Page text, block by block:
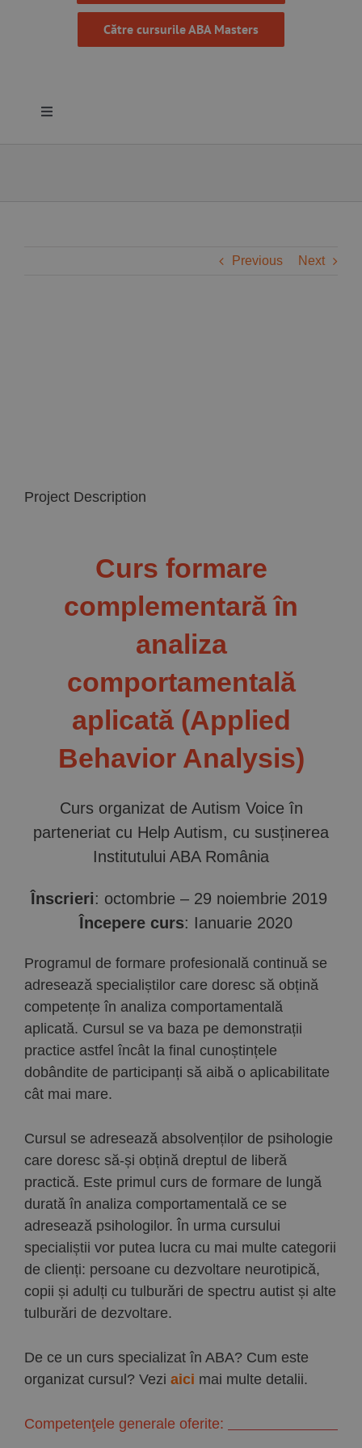
Către cursurile ABA Masters
Toggle
Previous Next
Project Description
Curs formare
complementară în
analiza
comportamentală
aplicată (Applied
Behavior Analysis)
Curs organizat de Autism Voice în
parteneriat cu Help Autism, cu susținerea
Institutului ABA România
Înscrieri: octombrie – 29 noiembrie 2019
Începere curs: Ianuarie 2020
Programul de formare profesională continuă se
adresează specialiștilor care doresc să obțină
competențe în analiza comportamentală
aplicată. Cursul se va baza pe demonstrații
practice astfel încât la final cunoștințele
dobândite de participanți să aibă o aplicabilitate
cât mai mare.
Cursul se adresează absolvenților de psihologie
care doresc să-și obțină dreptul de liberă
practică. Este primul curs de formare de lungă
durată în analiza comportamentală ce se
adresează psihologilor. În urma cursului
specialiștii vor putea lucra cu mai multe categorii
de clienți: persoane cu dezvoltare neurotipică,
copii și adulți cu tulburări de spectru autist și alte
tulburări de dezvoltare.
De ce un curs specializat în ABA? Cum este
organizat cursul? Vezi aici mai multe detalii.
Competenţele generale oferite: